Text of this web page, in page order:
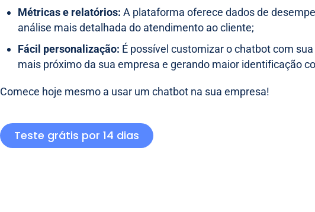
Métricas e relatórios: A plataforma oferece dados de
análise mais detalhada do atendimento ao cliente;
Fácil personalização: É possível customizar o chatbot com
mais próximo da sua empresa e gerando maior identificação
Comece hoje mesmo a usar um chatbot na sua empresa!
Teste grátis por 14 dias